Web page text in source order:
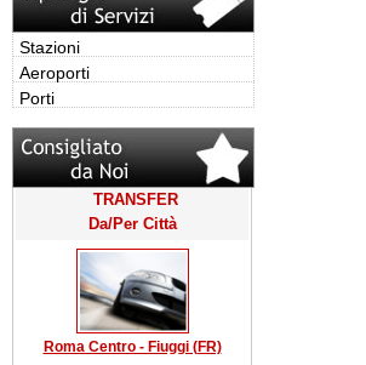
Stazioni
Aeroporti
Porti
TRANSFER
Da/Per Città
Roma Centro - Fiuggi (FR)